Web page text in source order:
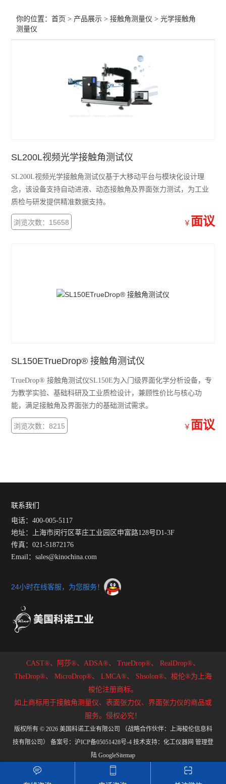
全自动称重法动态接触角仪
光学法接触角仪
查看全部 >>
你的位置：首页 > 产品展示 >接触角测量仪 >光学接触角
测量仪
SL200L视频光学接触角测试仪
SL200L视频光学接触角测试仪基于大移动平台与模块化设计理
念，该设备支持自动进液、动态接触角及界面张力测试，为工业
质检与研发提供精准数据支持。
浏览次数：15658 ￥ 面议
SL150ETrueDrop® 接触角测试仪
TrueDrop® 接触角测试仪SL150E为入门级界面化学分析设备，专
为教学实验、基础科研及工业质检设计，兼顾性价比与核心功
能，满足接触角及界面张力的基础测试需求。
浏览次数：8215 ￥ 面议
联系我们
电话：400-005-5117
地址：上海市闵行区莘庄工业园区申富路128号D1-3F
传真：021-51872176
Email：sales@kinochina.com
24小时在线客服，为您服务！
CAST®、阿莎®、ADSA®、 TrueDrop®、
RealDrop®、
TheDrop®、
MicroDrop®、 LMCA®、
Shsolon®、梭伦®为上海
梭伦注册商标。
如上商标用于接触角测量仪、表面张力仪、界面张力仪的商品或
服务。侵权必究！
版权所有 © 2026 美国科诺工业有限公司 （战略合作伙伴：上海梭伦信息科
技有限公司） 备案号：沪ICP备05051428号-4 技术支持： 化工仪器网 管理登
陆 GoogleSitemap